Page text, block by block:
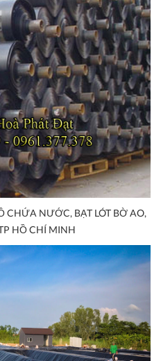
CHỨA NƯỚC, BẠT LÓT BỜ AO,
HỒ CHÍ MINH